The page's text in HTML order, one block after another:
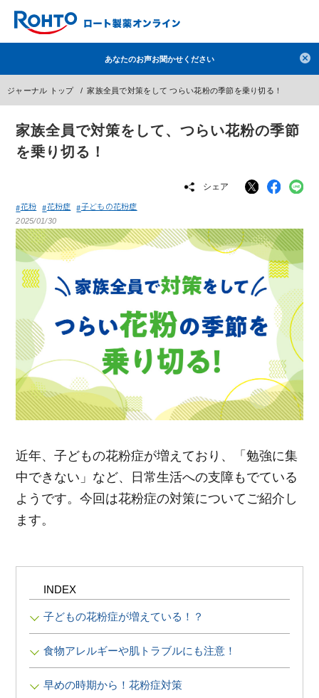
デオコ セラミド オバジ ダーマセプトRX
アゼライン酸
SKIO
メラノCC ケアセラ
ヘリオホワイト 制汗剤 洗顔 数量限定
ブランドから探す
成分から探す 注目の商品 を見る
ポイント交換品 を見る お問い合わせ
検索
ログイン / 新規会員登録
サプリメント・食品
∟ スキンケア
∟ メイク
∟ 美容サプリメント
お得にお買い物
スタッフのお気に入り
ロート製薬の想い
新着情報
お問い合わせ
ご利用ガイド
医薬品の販売に関する表示
特定商取引に関する法律に基づく表記
あなたのお声お聞かせください
ジャーナル トップ 家族全員で対策をして つらい花粉の季節を乗り切る！
家族全員で対策をして、つらい花粉の季節
を乗り切る！
シェア
花粉 花粉症 子どもの花粉症
2025/01/30
近年、子どもの花粉症が増えており、「勉強に集
中できない」など、日常生活への支障もでている
ようです。今回は花粉症の対策についてご紹介し
ます。
INDEX
子どもの花粉症が増えている！？
食物アレルギーや肌トラブルにも注意！
早めの時期から！花粉症対策